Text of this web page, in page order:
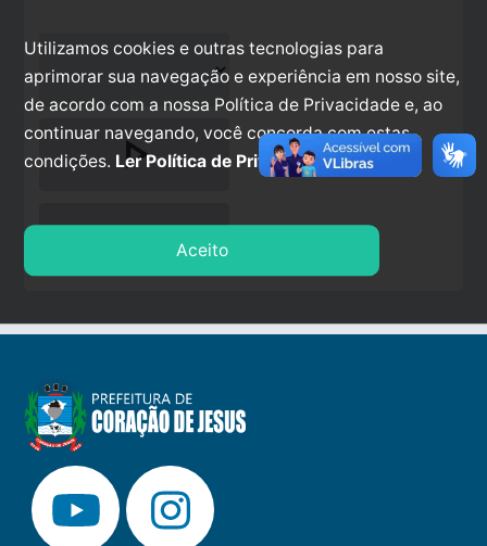
play_arrow
stop
Utilizamos cookies e outras tecnologias para
aprimorar sua navegação e experiência em nosso site,
de acordo com a nossa Política de Privacidade e, ao
continuar navegando, você concorda com estas
condições. Ler Política de Privacidade.
Aceito